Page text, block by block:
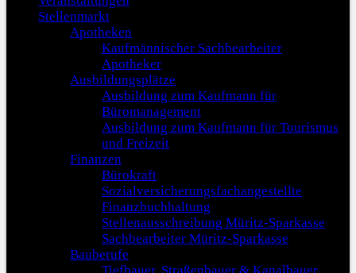
Stellenmarkt
Apotheken
Kaufmännischer Sachbearbeiter
Apotheker
Ausbildungsplätze
Ausbildung zum Kaufmann für
Büromanagement
Ausbildung zum Kaufmann für Tourismus
und Freizeit
Finanzen
Bürokraft
Sozialversicherungsfachangestellte
Finanzbuchhaltung
Stellenausschreibung Müritz-Sparkasse
Sachbearbeiter Müritz-Sparkasse
Bauberufe